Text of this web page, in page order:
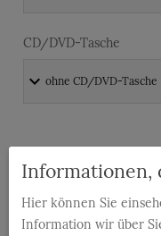
CD/DVD-Tasche
Druckdaten
Datencheck
Informationen,
Hier können Sie
Information wir über